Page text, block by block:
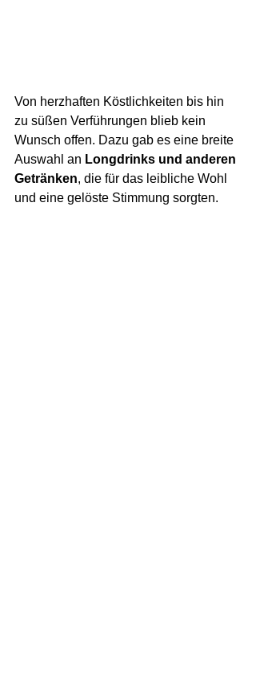
Von herzhaften Köstlichkeiten bis hin
zu süßen Verführungen blieb kein
Wunsch offen. Dazu gab es eine breite
Auswahl an Longdrinks und anderen
Getränken, die für das leibliche Wohl
und eine gelöste Stimmung sorgten.